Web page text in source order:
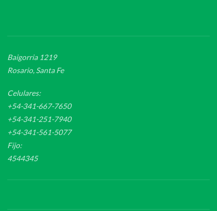
Baigorria 1219
Rosario, Santa Fe
Celulares:
+54-341-667-7650
+54-341-251-7940
+54-341-561-5077
Fijo:
4544345